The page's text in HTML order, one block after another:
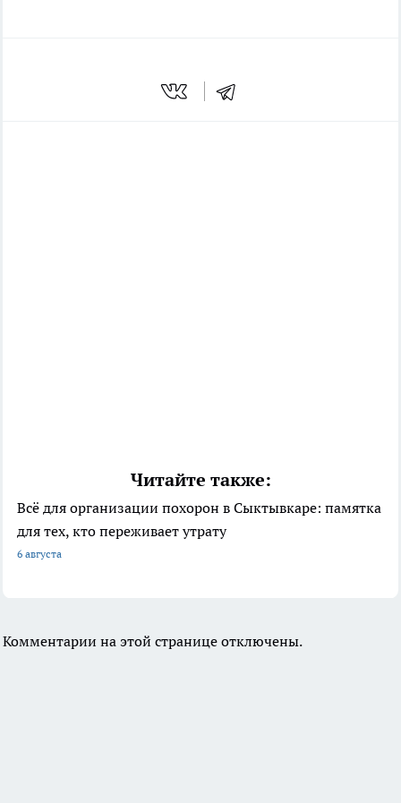
Читайте также:
Всё для организации похорон в Сыктывкаре: памятка
для тех, кто переживает утрату
6 августа
Комментарии на этой странице отключены.